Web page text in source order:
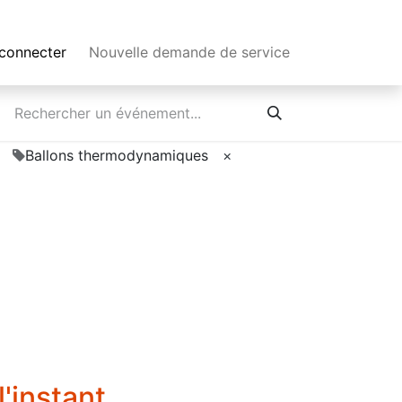
Nouvelle demande de service
Ballons thermodynamiques ×